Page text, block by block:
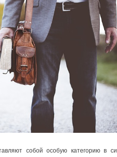
собой особую категорию в